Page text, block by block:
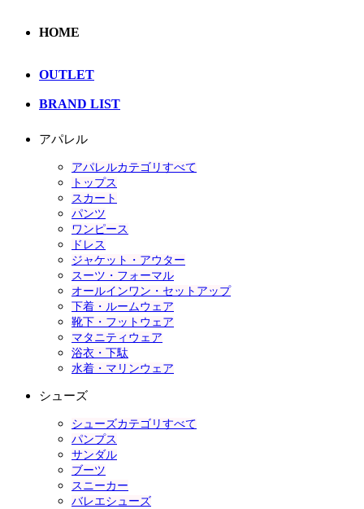
HOME
OUTLET
BRAND LIST
アパレル
アパレルカテゴリすべて
トップス
スカート
パンツ
ワンピース
ドレス
ジャケット・アウター
スーツ・フォーマル
オールインワン・セットアップ
下着・ルームウェア
靴下・フットウェア
マタニティウェア
浴衣・下駄
水着・マリンウェア
シューズ
シューズカテゴリすべて
パンプス
サンダル
ブーツ
スニーカー
バレエシューズ